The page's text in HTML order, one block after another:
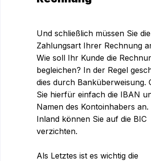
Und schließlich müssen Sie die
Zahlungsart Ihrer Rechnung
Wie soll Ihr Kunde die
begleichen? In der Regel
dies durch Banküberweisung.
Sie hierfür einfach die IBAN
Namen des Kontoinhabers an.
Inland können Sie auf die BIC
verzichten.
Als Letztes ist es wichtig die